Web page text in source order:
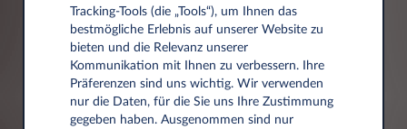
Ihr Vertrauen ist uns wichtig. Deshalb
respektieren wir den Datenschutz und
informieren Sie über die erhobenen und
gespeicherten Daten und Ihre Rechte.
Unsere Datenschutzerklärung beschreibt,
Tracking‑Tools (die „Tools“), um Ihnen das
bestmögliche Erlebnis auf unserer Website zu
bieten und die Relevanz unserer
Kommunikation mit Ihnen zu verbessern. Ihre
Präferenzen sind uns wichtig. Wir verwenden
nur die Daten, für die Sie uns Ihre Zustimmung
gegeben haben. Ausgenommen sind nur